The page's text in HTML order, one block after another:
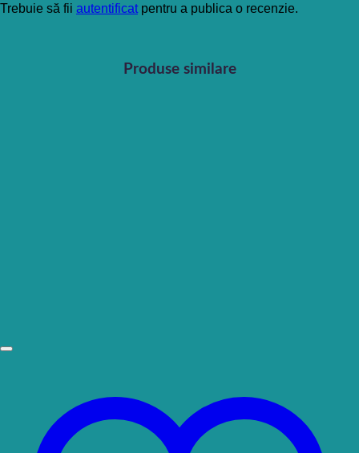
Trebuie să fii autentificatpentru a publica o recenzie.
Produse similare